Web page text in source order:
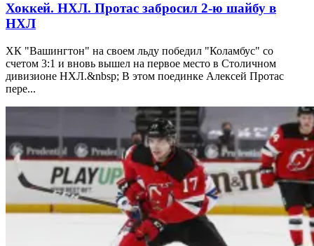
Хоккей. НХЛ. Протас забросил 2-ю шайбу в
НХЛ
ХК "Вашингтон" на своем льду победил "Коламбус" со
счетом 3:1 и вновь вышел на первое место в Столичном
дивизионе НХЛ.&nbsp; В этом поединке Алексей Протас
пере...